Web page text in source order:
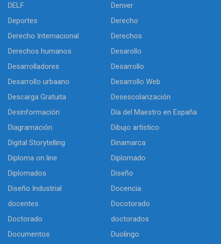
DELF
Denver
Deportes
Derecho
Derecho Internacional
Derechos
Derechos humanos
Desarollo
Desarrolladores
Desarrollo
Desarrollo urbaano
Desarrollo Web
Descarga Gratuita
Desescolarización
Desinformación
Día del Maestro en España
Diagramación
Dibujo artìstico
Digital Storytelling
Dinamarca
Diploma on line
Diplomado
Diplomados
Diseño
Diseño Industrial
Docencia
docentes
Docotorado
Doctorado
doctorados
Documentos
Duolingo